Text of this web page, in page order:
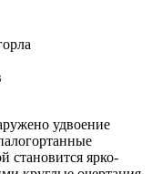
удвоение
становится ярко-